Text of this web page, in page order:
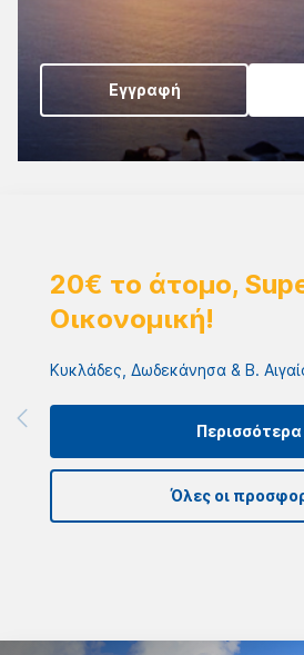
Εγγραφή
20€ το άτομο,
Οικονομική!
Κυκλάδες, Δωδεκάνησα & Β.
Περισσότερα
Όλες οι